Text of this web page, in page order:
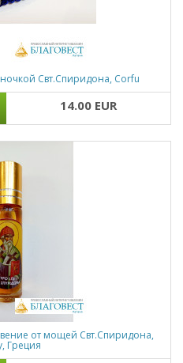
Свт.Спиридона, Corfu
14.00 EUR
от мощей Свт.Спиридона,
Греция